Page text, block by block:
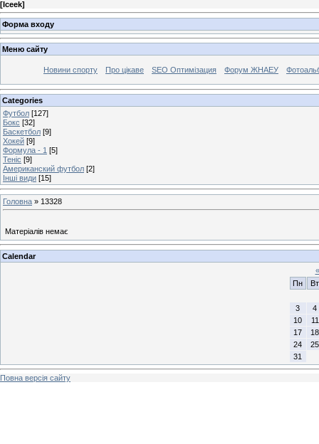
[Iceek]
Форма входу
Меню сайту
Новини спорту Про цікаве SEO Оптимізация Форум ЖНАЕУ
Categories
Футбол [127]
Бокс [32]
Баскетбол [9]
Хокей [9]
Формула - 1 [5]
Теніс [9]
Американский футбол [2]
Інші види [15]
Головна » 13328
Матеріалів немає
Calendar
«
Пн
Вт
3
4
10
11
17
18
24
25
31
Повна версія сайту